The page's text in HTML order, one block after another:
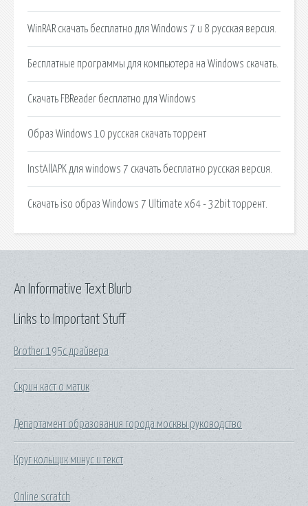
WinRAR скачать бесплатно для Windows 7 и 8 русская версия.
Бесплатные программы для компьютера на Windows скачать.
Скачать FBReader бесплатно для Windows
Образ Windows 10 русская скачать торрент
InstAllAPK для windows 7 скачать бесплатно русская версия.
Скачать iso образ Windows 7 Ultimate x64 - 32bit торрент.
Links to Important Stuff
Brother 195c драйвера
Скрин каст о матик
Департамент образования города москвы руководство
Круг кольщик минус и текст
Online scratch
An Informative Text Blurb